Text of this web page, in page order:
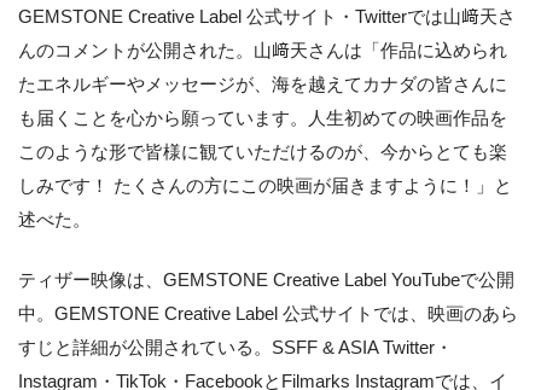
GEMSTONE Creative Label 公式サイト・Twitterでは山﨑天さ
んのコメントが公開された。山﨑天さんは「作品に込められ
たエネルギーやメッセージが、海を越えてカナダの皆さんに
も届くことを心から願っています。人生初めての映画作品を
このような形で皆様に観ていただけるのが、今からとても楽
しみです！ たくさんの方にこの映画が届きますように！」と
述べた。
ティザー映像は、GEMSTONE Creative Label YouTubeで公開
中。GEMSTONE Creative Label 公式サイトでは、映画のあら
すじと詳細が公開されている。SSFF & ASIA Twitter・
Instagram・TikTok・FacebookとFilmarks Instagramでは、イ